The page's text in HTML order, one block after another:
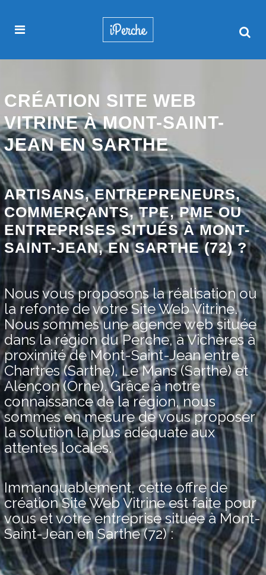
CRÉATION SITE WEB
VITRINE À MONT-SAINT-
JEAN EN SARTHE
ARTISANS, ENTREPRENEURS,
COMMERÇANTS, TPE, PME OU
ENTREPRISES SITUÉS À MONT-
SAINT-JEAN, EN SARTHE (72) ?
Nous vous proposons la réalisation ou
la refonte de votre Site Web Vitrine.
Nous sommes une agence web située
dans la région du Perche, à Vichères à
proximité de Mont-Saint-Jean entre
Chartres (Sarthe), Le Mans (Sarthe) et
Alençon (Orne). Grâce à notre
connaissance de la région, nous
sommes en mesure de vous proposer
la solution la plus adéquate aux
attentes locales.
Immanquablement, cette offre de
création Site Web Vitrine est faite pour
vous et votre entreprise située à Mont-
Saint-Jean en Sarthe (72) :